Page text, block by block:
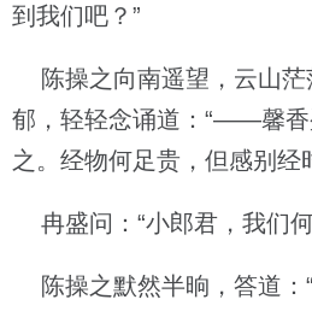
到我们吧？”
陈操之向南遥望，云山茫
郁，轻轻念诵道：“——馨香
之。经物何足贵，但感别
冉盛问：“小郎君，我们
陈操之默然半晌，答道：